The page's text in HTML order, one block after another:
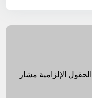
الحقول الإلزامية مشار